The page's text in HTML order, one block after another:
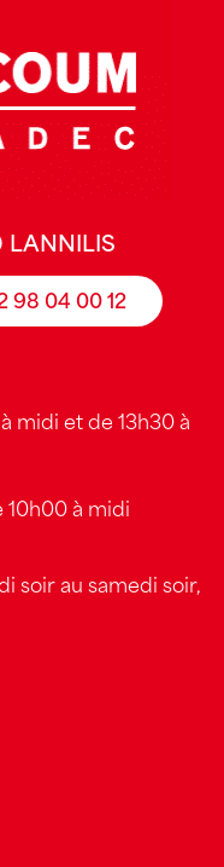
LANNILIS
98 04 00 12
midi et de 13h30 à
10h00 à midi
soir au samedi soir,